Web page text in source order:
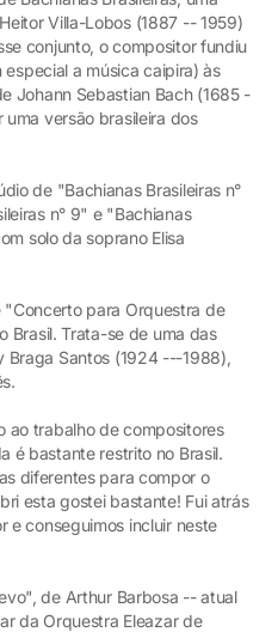
Villa-Lobos (1887 -- 1959)
conjunto, o compositor fundiu
a música caipira) às
Johann Sebastian Bach (1685 -
versão brasileira dos
de "Bachianas Brasileiras n°
n° 9" e "Bachianas
solo da soprano Elisa
para Orquestra de
Brasil. Trata-se de uma das
Braga Santos (1924 ---1988),
ao trabalho de compositores
é bastante restrito no Brasil.
diferentes para compor o
esta gostei bastante! Fui atrás
e conseguimos incluir neste
de Arthur Barbosa -- atual
da Orquestra Eleazar de